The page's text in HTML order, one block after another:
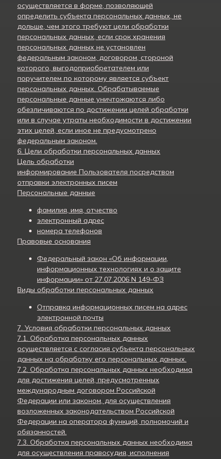
осуществляется в форме, позволяющей
определить субъекта персональных данных, не
дольше, чем этого требуют цели обработки
персональных данных, если срок хранения
персональных данных не установлен
федеральным законом, договором, стороной
которого, выгодоприобретателем или
поручителем по которому является субъект
персональных данных. Обрабатываемые
персональные данные уничтожаются либо
обезличиваются по достижении целей обработки
или в случае утраты необходимости в достижении
этих целей, если иное не предусмотрено
федеральным законом.
6. Цели обработки персональных данных
Цель обработки
информирование Пользователя посредством
отправки электронных писем
Персональные данные
фамилия, имя, отчество
электронный адрес
номера телефонов
Правовые основания
Федеральный закон «Об информации,
информационных технологиях и о защите
информации» от 27.07.2006 N 149-ФЗ
Виды обработки персональных данных
Отправка информационных писем на адрес
электронной почты
7. Условия обработки персональных данных
7.1. Обработка персональных данных
осуществляется с согласия субъекта персональных
данных на обработку его персональных данных.
7.2. Обработка персональных данных необходима
для достижения целей, предусмотренных
международным договором Российской
Федерации или законом, для осуществления
возложенных законодательством Российской
Федерации на оператора функций, полномочий и
обязанностей.
7.3. Обработка персональных данных необходима
для осуществления правосудия, исполнения